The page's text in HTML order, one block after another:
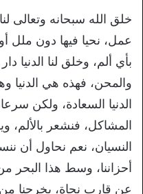
خلق الله سبحانه وتعالى
عمل، نحيا فيها دون ملل
بأي ألم، وخلق لنا الدنيا
والمحن، فهذه هي الدنيا
الدنيا السعادة، ولكن
المشاكل، فنشعر بالألم،
النسيان، نعم نحاول أن
أحزاننا، وسط هذا البحر
عن قارب نجاة، يخرجنا